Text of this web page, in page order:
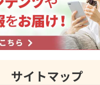
サイトマップ